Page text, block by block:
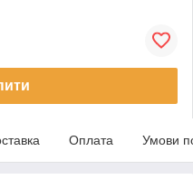
Оплата Умови